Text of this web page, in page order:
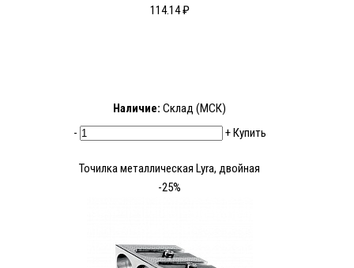
114.14 ₽
Наличие: Склад (МСК)
-
+Купить
Точилка металлическая Lyra, двойная
-25%